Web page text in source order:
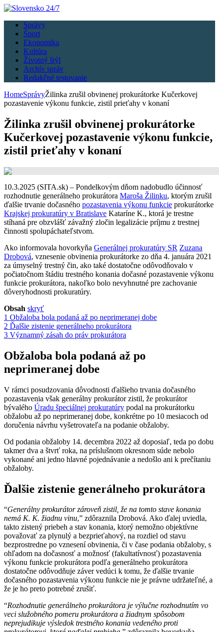
Správy
Šport
Ekonomika
Kultúra
Životný štýl
Archív správ
Redakčné testovanie
HomeSprávyŽilinka zrušil obvinenej prokurátorke Kučerkovej
pozastavenie výkonu funkcie, zistil prieťahy v konaní
Žilinka zrušil obvinenej prokurátorke
Kučerkovej pozastavenie výkonu funkcie,
zistil prieťahy v konaní
10.3.2025 (SITA.sk) – Pondelkovým dňom nadobudlo účinnosť
rozhodnutie generálneho prokurátora Maroša Žilinku, ktorým zrušil
ďalšie trvanie dočasného pozastavenia výkonu funkcie prokurátorke
Krajskej prokuratúry v Bratislave Kataríne K., ktorá je trestne
stíhaná pre obzvlášť závažný zločin legalizácie príjmu z trestnej
činnosti spolupáchateľstvom.
Ako informovala hovorkyňa Generálnej prokuratúry SR Zuzana
Drobová, vznesenie obvinenia prokurátorke zo dňa 4. januára 2021
za úmyselný trestný čin, ako také dostatočne odôvodňovalo v
počiatočnom štádiu trestného konania dočasné pozastavenie výkonu
funkcie prokurátora, nakoľko bolo nevyhnutné pre zachovanie
dôveryhodnosti prokuratúry.
Obsah skryť
1 Obžaloba bola podaná až po neprimeranej dobe
2 Ďalšie zistenie generálneho prokurátora
3 Významný zásah do práv prokurátora
Obžaloba bola podaná až po
neprimeranej dobe
V rámci posudzovania dôvodnosti ďalšieho trvania dočasného
pozastavenia však generálny prokurátor zistil, že prokurátor
bývalého Úradu špeciálnej prokuratúry podal na prokurátorku
obžalobu až po neprimeranej dobe, konkrétne po 10 mesiacoch od
doručenia návrhu vyšetrovateľa na podanie obžaloby.
Od podania obžaloby 14. decembra 2022 až doposiaľ, teda po dobu
takmer dva a štvrť roka, na príslušnom okresnom súde nebolo
vykonané ani jedno hlavné pojednávanie a nedošlo ani k prečítaniu
obžaloby.
Ďalšie zistenie generálneho prokurátora
“Generálny prokurátor zároveň zistil, že na tomto stave konania
nemá K. K. žiadnu vinu,” zdôraznila Drobová. Ako ďalej uviedla,
takto zistený priebeh a stav konania, ktorý nemožno objektívne
považovať za plynulý a bezprieťahový, na rozdiel od stavu
bezprostredne po vznesení obvinenia, či v čase podania obžaloby, s
ohľadom na dočasnosť a možnosť (fakultatívnosť) pozastavenia
výkonu funkcie prokurátora podľa generálneho prokurátora
dostatočne odôvodňuje záver vedúci k tomu, že ďalšie trvanie
dočasného pozastavenia výkonu funkcie nie je právne udržateľné, a
že je ho preto potrebné zrušiť.
“Rozhodnutie generálneho prokurátora je výlučne rozhodnutím vo
veci služobného pomeru prokurátora a žiadnym spôsobom
neprejudikuje výsledok trestného konania vedeného proti